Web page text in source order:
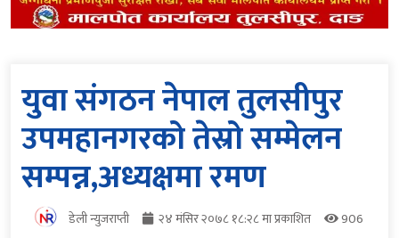
युवा संगठन नेपाल तुलसीपुर
उपमहानगरको तेस्रो सम्मेलन
सम्पन्न,अध्यक्षमा रमण
डेली न्युजराप्ती २४ मंसिर २०७८ १८:२८ मा प्रकाशित
906